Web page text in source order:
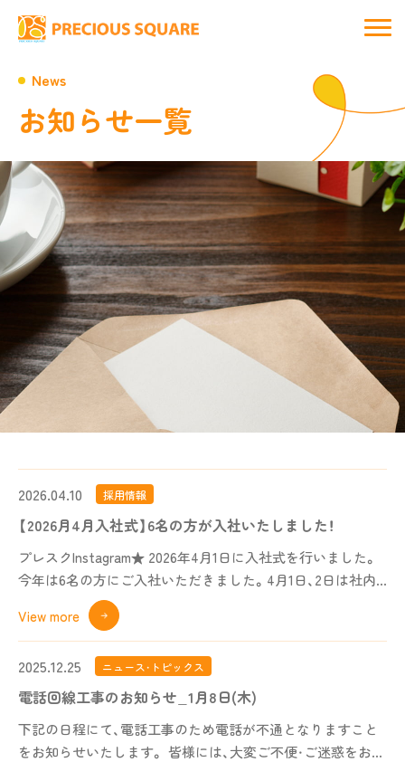
お知らせ一覧
News
2026.04.10 採用情報
【2026月4月入社式】6名の方が入社いたしました！
プレスクInstagram★ 2026年4月1日に入社式を行いました。
今年は6名の方にご入社いただきました。4月1日、2日は社内
View more
2025.12.25 ニュース・トピックス
電話回線工事のお知らせ_1月8日(木)
下記の日程にて、電話工事のため電話が不通となりますこと
をお知らせいたします。 皆様には、大変ご不便・ご迷惑をおか